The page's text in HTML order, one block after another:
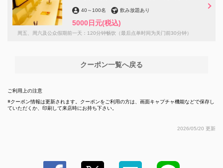
40～ 100名 飲み放題あり
5000日元(税込)
周五、周六及公众假期前一天：120分钟畅饮（最后点单时间为关门前30分钟）
クーポン一覧へ戻る
ご利用上の注意
クーポン情報は更新されます。クーポンをご利用の方は、画面キャプチャ機能などで保存し
ていただくか、印刷して来店時にお持ち下さい。
2026/05/20 更新
括畅饮~ | HARUNA 食べ飲み放題
愛媛県松山市二番町２-3-3